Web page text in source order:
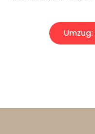
Umzug: